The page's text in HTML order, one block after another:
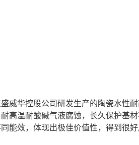
盛威华控股公司研发生产的陶瓷水性
高温耐酸碱气液腐蚀，长久保护基
能效，体现出极佳价值性，得到很